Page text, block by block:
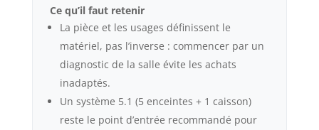
Ce qu’il faut retenir
La pièce et les usages définissent le
matériel, pas l’inverse : commencer par un
diagnostic de la salle évite les achats
inadaptés.
Un système 5.1 (5 enceintes + 1 caisson)
reste le point d’entrée recommandé pour